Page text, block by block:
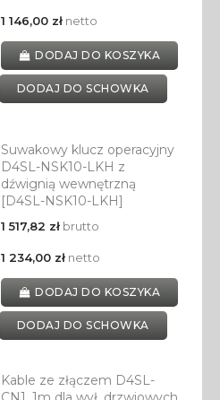
1 146,00 złnetto
DODAJ DO KOSZYKA
DODAJ DO SCHOWKA
Suwakowy klucz operacyjny
D4SL-NSK10-LKH z
dźwignią wewnętrzną
[D4SL-NSK10-LKH]
1 517,82 złbrutto
1 234,00 złnetto
DODAJ DO KOSZYKA
DODAJ DO SCHOWKA
Kable ze złączem D4SL-